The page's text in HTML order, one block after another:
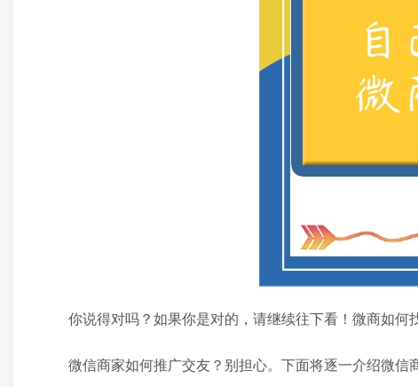
你说得对吗？如果你是对的，请继续往下看！微商如何
微信商家如何推广交友？别担心。下面将逐一介绍微信